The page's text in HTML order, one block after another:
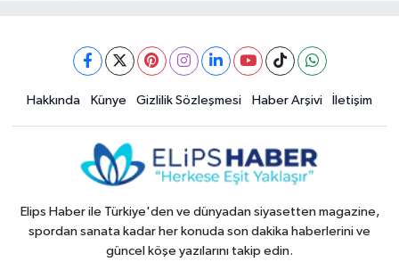
Hakkında Künye Gizlilik Sözleşmesi Haber Arşivi İletişim
Elips Haber ile Türkiye'den ve dünyadan siyasetten magazine,
spordan sanata kadar her konuda son dakika haberlerini ve
güncel köşe yazılarını takip edin.